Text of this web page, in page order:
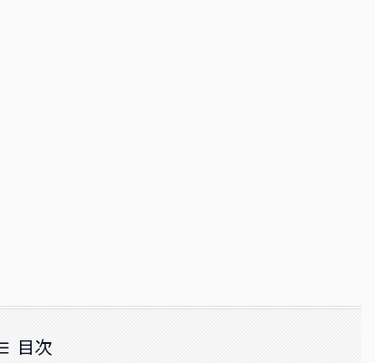
目次